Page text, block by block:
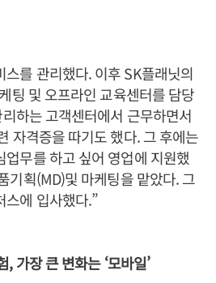
를 관리했다. 이후 SK플래닛의
팅 및 오프라인 교육센터를 담당
하는 고객센터에서 근무하면서
자격증을 따기도 했다. 그 후에는
무를 하고 싶어 영업에 지원했
기획(MD)및 마케팅을 맡았다. 그
스에 입사했다.”
가장 큰 변화는 ‘모바일’